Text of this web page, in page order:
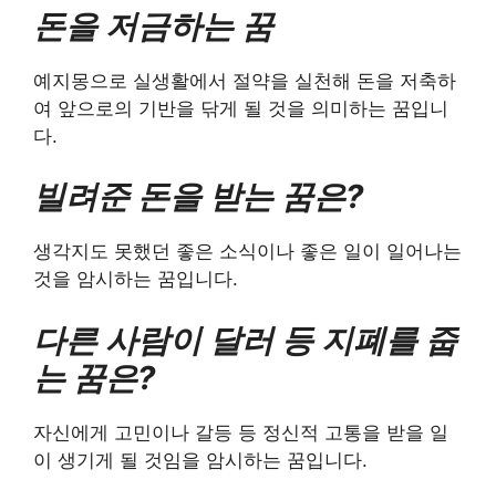
돈을 저금하는 꿈
예지몽으로 실생활에서 절약을 실천해 돈을 저축하
여 앞으로의 기반을 닦게 될 것을 의미하는 꿈입니
다.
빌려준 돈을 받는 꿈은?
생각지도 못했던 좋은 소식이나 좋은 일이 일어나는
것을 암시하는 꿈입니다.
다른 사람이 달러 등 지폐를 줍
는 꿈은?
자신에게 고민이나 갈등 등 정신적 고통을 받을 일
이 생기게 될 것임을 암시하는 꿈입니다.